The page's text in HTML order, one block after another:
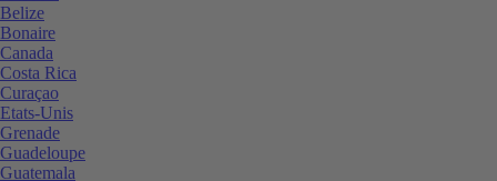
Belize
Bonaire
Canada
Costa Rica
Curaçao
Etats-Unis
Grenade
Guadeloupe
Guatemala